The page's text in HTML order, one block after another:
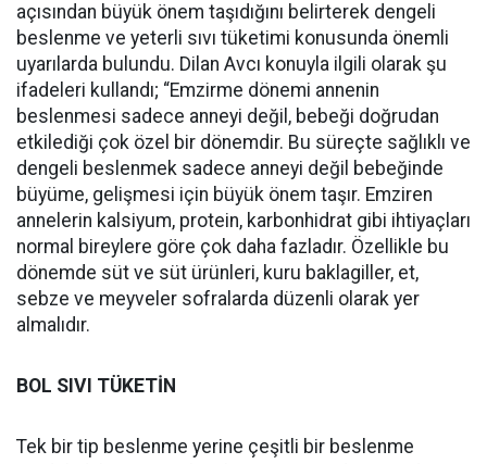
açısından büyük önem taşıdığını belirterek dengeli
beslenme ve yeterli sıvı tüketimi konusunda önemli
uyarılarda bulundu. Dilan Avcı konuyla ilgili olarak şu
ifadeleri kullandı; “Emzirme dönemi annenin
beslenmesi sadece anneyi değil, bebeği doğrudan
etkilediği çok özel bir dönemdir. Bu süreçte sağlıklı ve
dengeli beslenmek sadece anneyi değil bebeğinde
büyüme, gelişmesi için büyük önem taşır. Emziren
annelerin kalsiyum, protein, karbonhidrat gibi ihtiyaçları
normal bireylere göre çok daha fazladır. Özellikle bu
dönemde süt ve süt ürünleri, kuru baklagiller, et,
sebze ve meyveler sofralarda düzenli olarak yer
almalıdır.
BOL SIVI TÜKETİN
Tek bir tip beslenme yerine çeşitli bir beslenme